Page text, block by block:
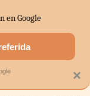
MERCADOS
×
en Google